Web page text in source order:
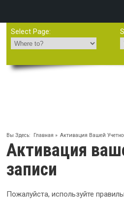
Select Page:
Вы Здесь: Главная » Активация Вашей
Активация
записи
Пожалуйста, используйте